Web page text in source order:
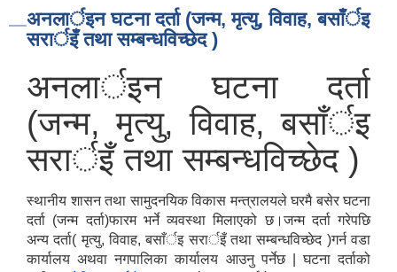
अनलार्इन घटना दर्ता (जन्म, मृत्यु, विवाह, बसाँर्इ
सरार्इँ तथा सम्बन्धविच्छेद )
अनलार्इन घटना दर्ता
(जन्म, मृत्यु, विवाह, बसाँर्इ
सरार्इँ तथा सम्बन्धविच्छेद )
स्थानीय शासन तथा सामुदनयिक विकास मन्त्रालयले घरमै बसेर घटना
दर्ता (जन्म दर्ता)फारम भर्ने व्यवस्था मिलाएको छ।जन्म दर्ता गरेपछि
अन्य दर्ता( मृत्यु, विवाह, बसाँर्इ सरार्इँ तथा सम्बन्धविच्छेद )गर्न वडा
कार्यालय अथवा नगपालिका कार्यालय आउनु पर्नेछ | घटना दर्ताको